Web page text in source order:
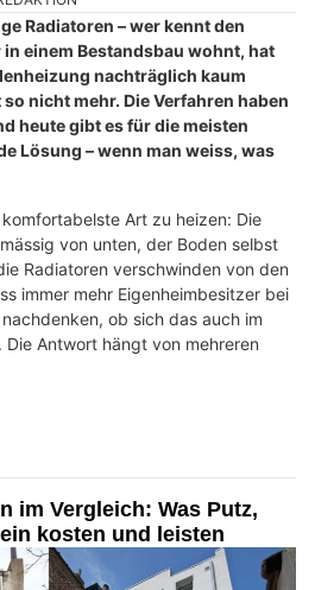
Radiatoren – wer kennt den
einem Bestandsbau wohnt, hat
nachträglich kaum
nicht mehr. Die Verfahren haben
heute gibt es für die meisten
Lösung – wenn man weiss, was
Art zu heizen: Die
von unten, der Boden selbst
Radiatoren verschwinden von den
immer mehr Eigenheimbesitzer bei
ob sich das auch im
Antwort hängt von mehreren
im Vergleich: Was Putz,
kosten und leisten